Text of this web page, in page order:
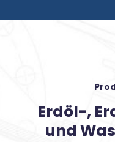
Erdöl-,
und